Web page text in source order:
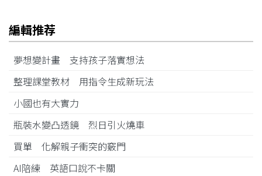
編輯推荐
夢想變計畫 支持孩子落實想法
整理課堂教材 用指令生成新玩法
小國也有大實力
瓶裝水變凸透鏡 烈日引火燒車
買單 化解親子衝突的竅門
AI陪練 英語口說不卡關